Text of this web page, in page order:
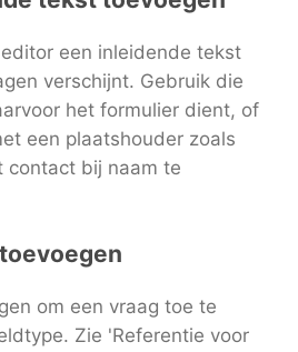
een inleidende tekst
verschijnt. Gebruik die
het formulier dient, of
een plaatshouder zoals
contact bij naam te
om een vraag toe te
Zie 'Referentie voor